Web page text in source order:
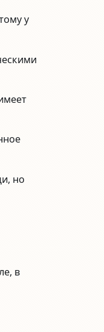
у
но
в